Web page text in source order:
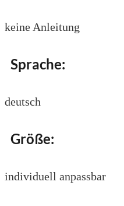
keine Anleitung
Sprache:
deutsch
Größe:
individuell anpassbar